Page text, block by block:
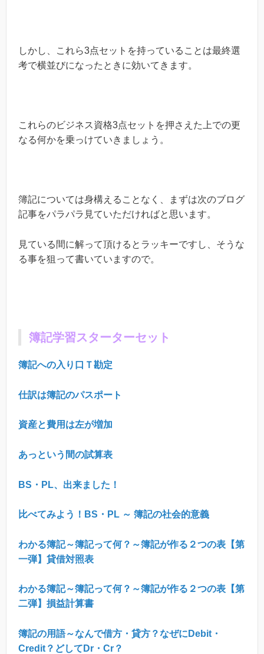
しかし、これら3点セットを持っていることは最終選
考で横並びになったときに効いてきます。
これらのビジネス資格3点セットを押さえた上での更
なる何かを乗っけていきましょう。
簿記については身構えることなく、まずは次のブログ
記事をパラパラ見ていただければと思います。
見ている間に解って頂けるとラッキーですし、そうな
る事を狙って書いていますので。
簿記学習スターターセット
簿記への入り口Ｔ勘定
仕訳は簿記のパスポート
資産と費用は左が増加
あっという間の試算表
BS ・ PL、出来ました！
比べてみよう！ BS ・ PL ～ 簿記の社会的意義
わかる簿記～簿記って何？～簿記が作る２つの表【第
一弾】貸借対照表
わかる簿記～簿記って何？～簿記が作る２つの表【第
二弾】損益計算書
簿記の用語～なんで借方・貸方？なぜに Debit ・
Credit ？どして Dr ・ Cr ？